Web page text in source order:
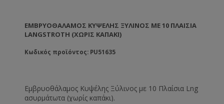
ΕΜΒΡΥΟΘΆΛΑΜΟΣ ΚΥΨΈΛΗΣ ΞΎΛΙΝΟΣ ΜΕ 10 ΠΛΑΊΣΙΑ
LANGSTROTH (ΧΩΡΊΣ ΚΑΠΆΚΙ)
Κωδικός προϊόντος: PU51635
Εμβρυοθάλαμος Κυψέλης Ξύλινος με 10 Πλαίσια Lng
ασυρμάτωτα (χωρίς καπάκι).